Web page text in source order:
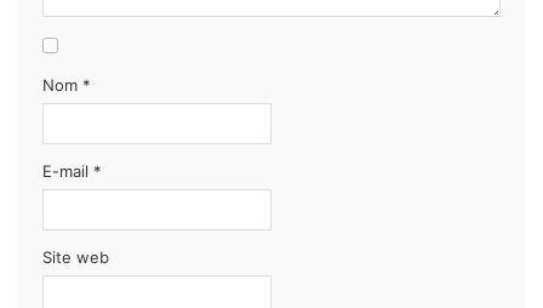
Nom *
E-mail *
Site web